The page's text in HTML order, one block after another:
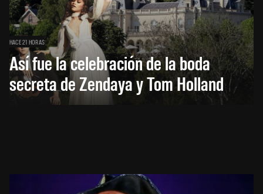
HACE 21 HORAS
Así fue la celebración de la boda
secreta de Zendaya y Tom Holland